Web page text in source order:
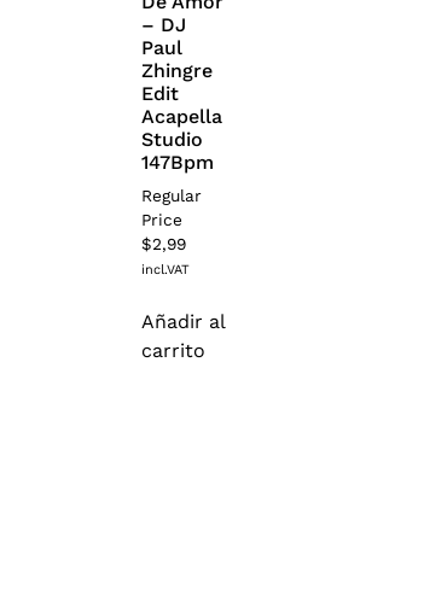
– DJ
Paul
Zhingre
Edit
Acapella
Studio
147Bpm
Regular
Price
$2,99
incl.VAT
Añadir al
carrito